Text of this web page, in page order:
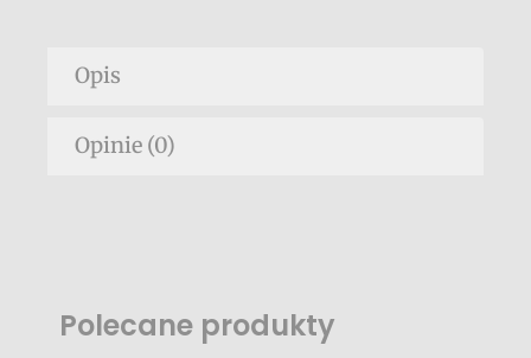
Opis
Opinie (0)
Polecane produkty